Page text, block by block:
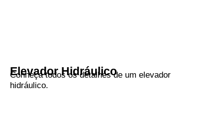
Elevador Hidráulico
Conheça todos os detalhes de um elevador
hidráulico.